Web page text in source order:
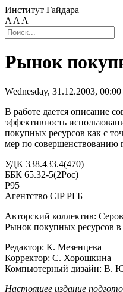
Институт Гайдара
A A A
Рынок
Wednesday, 31.12.2003, 00:00
В работе дается описание
эффективность
покупных ресурсов как с
мер по совершенствованию
УДК 338.433.4(470)
ББК 65.32-5(2Рос)
Р95
Агентство CIP РГБ
Авторский коллектив:
Рынок покупных ресурсов в
Редактор: К. Мезенцева
Корректор: С. Хорошкина
Компьютерный дизайн: В.
Настоящее издание